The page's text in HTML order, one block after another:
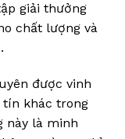
giải thưởng
chất lượng và
được vinh
khác trong
này là minh